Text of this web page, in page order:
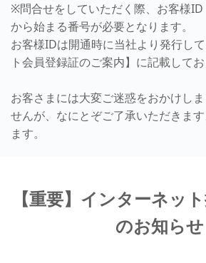
※問合せをしていただく際、お客様ID
から始まる番号が必要となります。
お客様IDは開通時に当社より発行し
ト会員登録証のご案内】に記載してお
お客さまには大変ご迷惑をおかけし
せんが、なにとぞご了承いただきま
ます。
【重要】インターネッ
のお知らせ